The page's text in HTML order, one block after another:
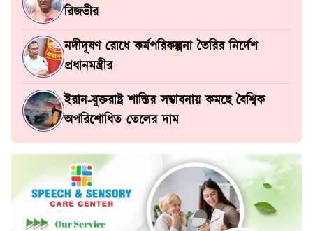
রিজভীর
নদীদূষণ রোধে কর্মপরিকল্পনা তৈরির নির্দেশ
প্রধানমন্ত্রীর
ইরান-যুক্তরাষ্ট্র শান্তির সম্ভাবনায় কমছে বৈশ্বিক
অপরিশোধিত তেলের দাম